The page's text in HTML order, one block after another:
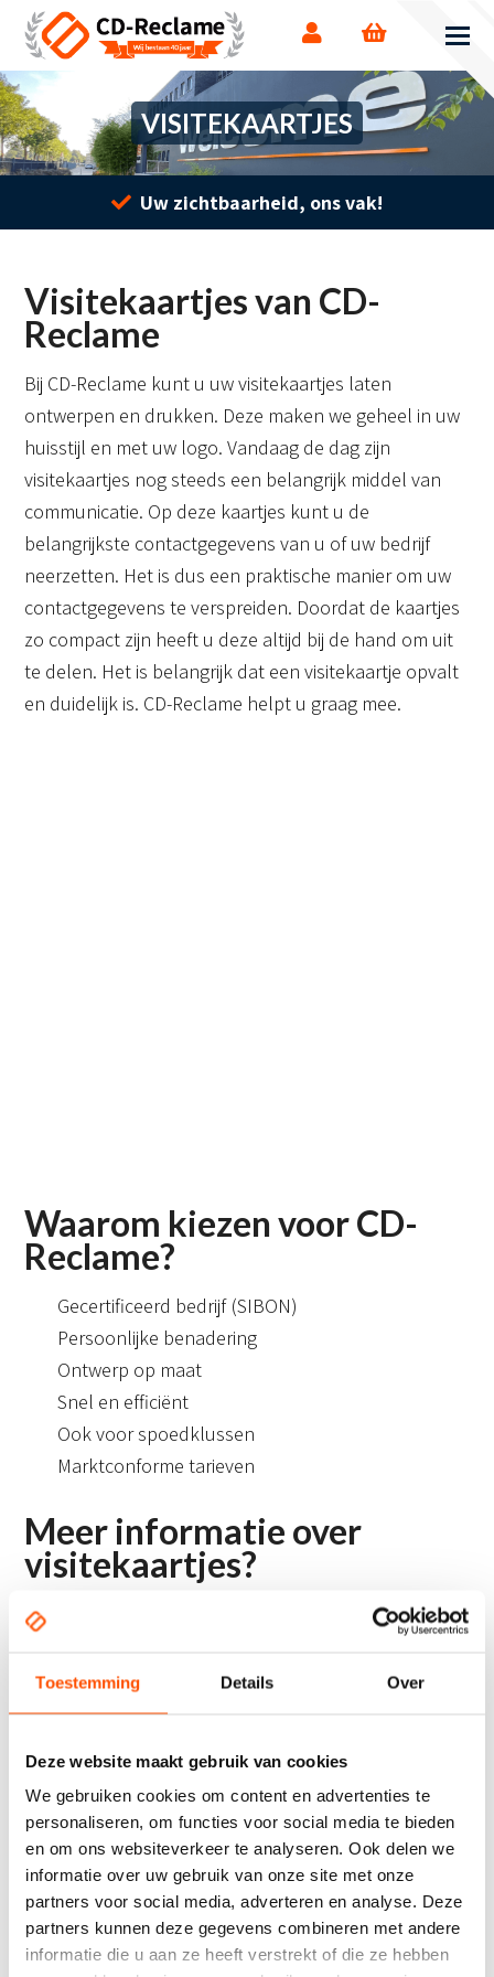
Toestemming Details Over
Deze website maakt gebruik van cookies
We gebruiken cookies om content en advertenties te
personaliseren, om functies voor social media te bieden
en om ons websiteverkeer te analyseren. Ook delen we
informatie over uw gebruik van onze site met onze
partners voor social media, adverteren en analyse. Deze
partners kunnen deze gegevens combineren met andere
informatie die u aan ze heeft verstrekt of die ze hebben
VISITEKAARTJES
Uw zichtbaarheid, ons vak!
Visitekaartjes van CD-
Reclame
Bij CD-Reclame kunt u uw visitekaartjes laten
ontwerpen en drukken. Deze maken we geheel in uw
huisstijl en met uw logo. Vandaag de dag zijn
visitekaartjes nog steeds een belangrijk middel van
communicatie. Op deze kaartjes kunt u de
belangrijkste contactgegevens van u of uw bedrijf
neerzetten. Het is dus een praktische manier om uw
contactgegevens te verspreiden. Doordat de kaartjes
zo compact zijn heeft u deze altijd bij de hand om uit
te delen. Het is belangrijk dat een visitekaartje opvalt
en duidelijk is. CD-Reclame helpt u graag mee.
Waarom kiezen voor CD-
Reclame?
Gecertificeerd bedrijf (SIBON)
Persoonlijke benadering
Ontwerp op maat
Snel en efficiënt
Ook voor spoedklussen
Marktconforme tarieven
Meer informatie over
visitekaartjes?
Wilt u meer informatie over het laten ontwerpen en
contact met ons op! Wij zijn telefonisch bereikbaar
via0316-334050.Ook is het mogelijk om uw
contactformulier. Wij zullen dan zo snel mogelijk
contact met u opnemen!